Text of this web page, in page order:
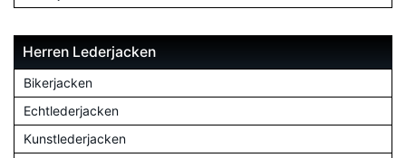
Herren Lederjacken
Bikerjacken
Echtlederjacken
Kunstlederjacken